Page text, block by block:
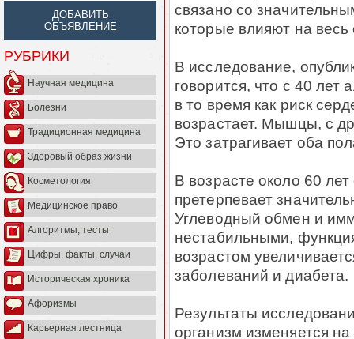
ДОБАВИТЬ
ОБЪЯВЛЕНИЕ
РУБРИКИ
Научная медицина
Болезни
Традиционная медицина
Здоровый образ жизни
Косметология
Медицинское право
Алгоритмы, тесты
Цифры, факты, случаи
Историческая хроника
Афоризмы
Карьерная лестница
связано со
которые влияют на весь
В исследование,
говорится, что с 40 лет
в то время как риск
возрастает. Мышцы, с
Это затрагивает оба
В возрасте около 60
претерпевает
Углеводный обмен и
нестабильными,
возрастом
заболеваний и диабета.
Результаты
организм изменяется